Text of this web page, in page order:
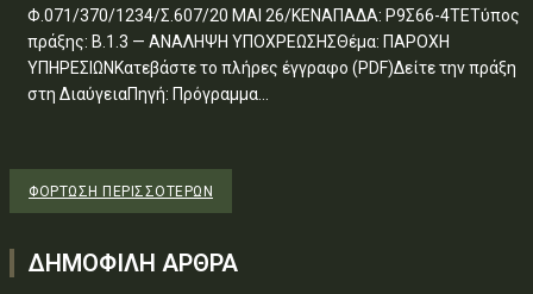
Φ.071/370/1234/Σ.607/20 ΜΑΙ 26/ΚΕΝΑΠΑΔΑ: Ρ9Σ66-4ΤΕΤύπος
πράξης: Β.1.3 — ΑΝΑΛΗΨΗ ΥΠΟΧΡΕΩΣΗΣΘέμα: ΠΑΡΟΧΗ
ΥΠΗΡΕΣΙΩΝΚατεβάστε το πλήρες έγγραφο (PDF)Δείτε την πράξη
στη ΔιαύγειαΠηγή: Πρόγραμμα...
ΦΌΡΤΩΣΗ ΠΕΡΙΣΣΟΤΈΡΩΝ
ΔΗΜΟΦΙΛΗ ΑΡΘΡΑ